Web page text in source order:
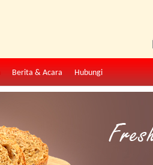
Berita & Acara Hubungi